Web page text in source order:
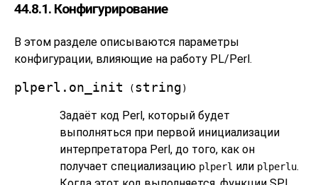
44.8.1. Конфигурирование
В этом разделе описываются параметры
конфигурации, влияющие на работу PL/Perl.
plperl.on_init ( string )
Задаёт код Perl, который будет
выполняться при первой инициализации
интерпретатора Perl, до того, как он
получает специализацию plperl или plperlu.